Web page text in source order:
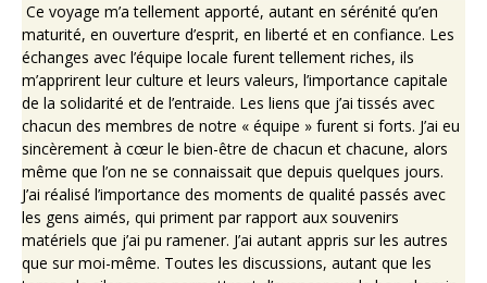
Ce voyage m’a tellement apporté, autant en sérénité qu’en
maturité, en ouverture d’esprit, en liberté et en confiance. Les
échanges avec l’équipe locale furent tellement riches, ils
m’apprirent leur culture et leurs valeurs, l’importance capitale
de la solidarité et de l’entraide. Les liens que j’ai tissés avec
chacun des membres de notre « équipe » furent si forts. J’ai eu
sincèrement à cœur le bien-être de chacun et chacune, alors
même que l’on ne se connaissait que depuis quelques jours.
J’ai réalisé l’importance des moments de qualité passés avec
les gens aimés, qui priment par rapport aux souvenirs
matériels que j’ai pu ramener. J’ai autant appris sur les autres
que sur moi-même. Toutes les discussions, autant que les